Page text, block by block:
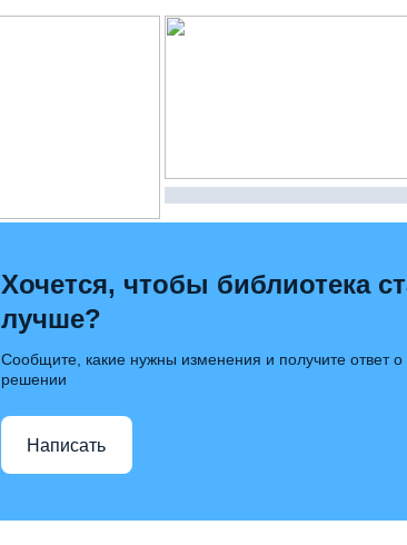
Хочется, чтобы библиотека
лучше?
Сообщите, какие нужны изменения и получите ответ о
решении
Написать